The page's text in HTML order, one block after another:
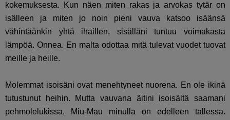
kokemuksesta. Kun näen miten rakas ja arvokas tytär on
isälleen ja miten jo noin pieni vauva katsoo isäänsä
vähintäänkin yhtä ihaillen, sisälläni tuntuu voimakasta
lämpöä. Onnea. En malta odottaa mitä tulevat vuodet tuovat
meille ja heille.
Molemmat isoisäni ovat menehtyneet nuorena. En ole ikinä
tutustunut heihin. Mutta vauvana äitini isoisältä saamani
pehmolelukissa, Miu-Mau minulla on edelleen tallessa.